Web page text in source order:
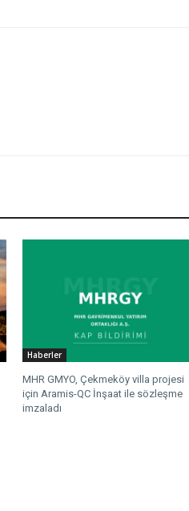
Haberler
MHR GMYO, Çekmeköy villa projesi
için Aramis-QC İnşaat ile sözleşme
imzaladı